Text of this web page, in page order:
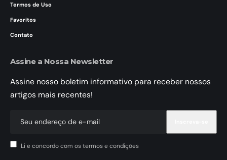
Termos de Uso
Favoritos
Contato
Assine a Nossa Newsletter
Assine nosso boletim informativo para receber nossos
artigos mais recentes!
Li e concordo com os termos e condições